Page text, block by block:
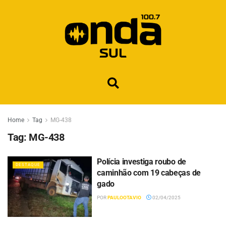
Home Tag MG-438
Tag: MG-438
DESTAQUE
Polícia investiga roubo de
caminhão com 19 cabeças de
gado
PORPAULOOTAVIO 02/04/2025